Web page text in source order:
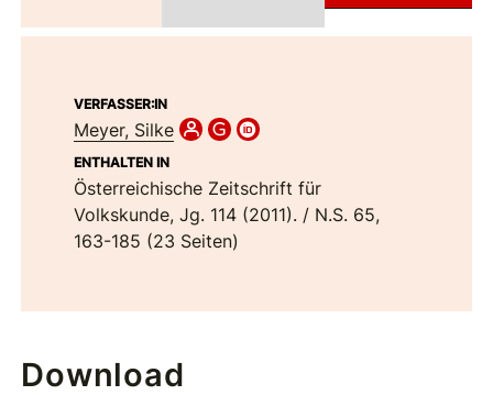
VERFASSER:IN
Meyer, Silke
ENTHALTEN IN
Österreichische Zeitschrift für
Volkskunde, Jg. 114 (2011). / N.S. 65,
163-185 (23 Seiten)
Download